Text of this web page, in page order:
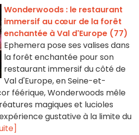
Wonderwoods : le restaurant
immersif au cœur de la forêt
enchantée à Val d'Europe (77)
Ephemera pose ses valises dans
la forêt enchantée pour son
restaurant immersif du côté de
Val d'Europe, en Seine-et-
féérique, Wonderwoods mêle
magiques et lucioles
gustative à la limite du